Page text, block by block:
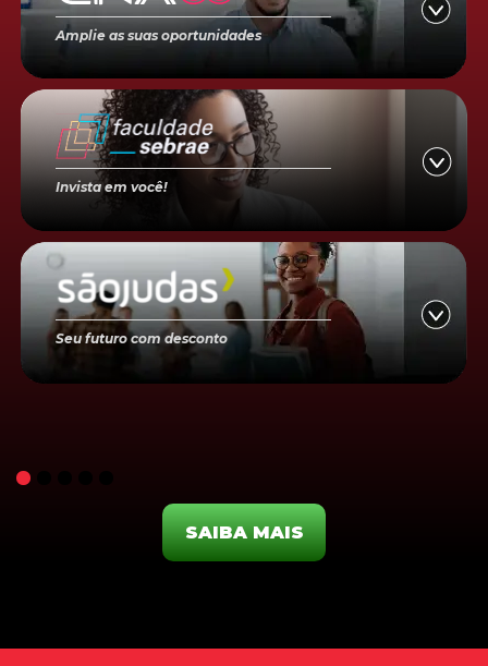
Amplie as suas oportunidades
Invista em você!
Seu futuro com desconto
SAIBA MAIS